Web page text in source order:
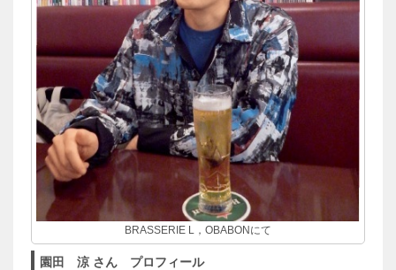
BRASSERIE L，OBABONにて
園田 涼 さん プロフィール